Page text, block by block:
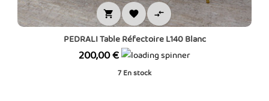
  
PEDRALI Table Réfectoire L140 Blanc
Prix
200,00 €
7En stock